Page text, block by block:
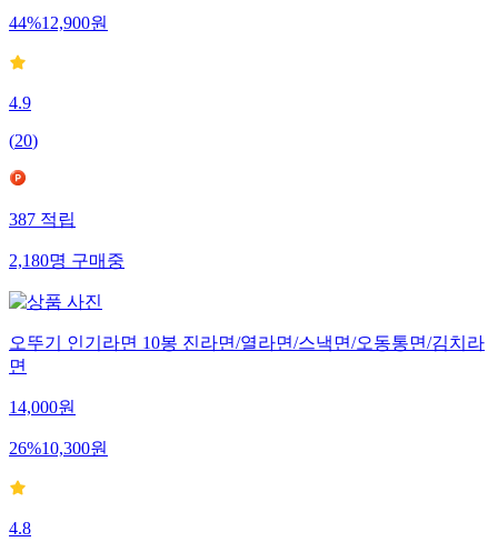
44%12,900원
4.9
(20)
387적립
2,180명구매중
오뚜기 인기라면 10봉 진라면/열라면/스낵면/오동통면/김치라
면
14,000원
26%10,300원
4.8